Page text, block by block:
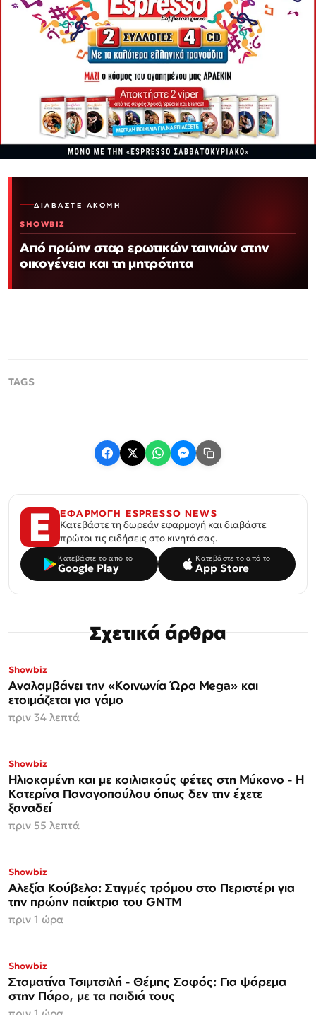
ΔΙΑΒΆΣΤΕ ΑΚΌΜΗ
SHOWBIZ
Από πρώην σταρ ερωτικών ταινιών στην
οικογένεια και τη μητρότητα
ΕΦΑΡΜΟΓΗ ESPRESSO NEWS
Κατεβάστε τη δωρεάν εφαρμογή και διαβάστε
πρώτοι τις ειδήσεις στο κινητό σας.
Κατεβάστε το από το
Google Play
Κατεβάστε το από το
App Store
Σχετικά άρθρα
Showbiz
Αναλαμβάνει την «Κοινωνία Ώρα Mega» και
ετοιμάζεται για γάμο
πριν 34 λεπτά
Showbiz
Ηλιοκαμένη και με κοιλιακούς φέτες στη Μύκονο - Η
Κατερίνα Παναγοπούλου όπως δεν την έχετε
ξαναδεί
πριν 55 λεπτά
Showbiz
Αλεξία Κούβελα: Στιγμές τρόμου στο Περιστέρι για
την πρώην παίκτρια του GNTM
πριν 1 ώρα
Showbiz
Σταματίνα Τσιμτσιλή - Θέμης Σοφός: Για ψάρεμα
στην Πάρο, με τα παιδιά τους